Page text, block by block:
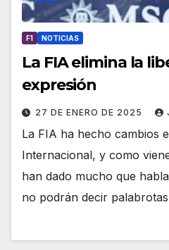
F1 NOTICIAS
La FIA elimina la
expresión
27 DE ENERO DE 2025
La FIA ha hecho cambios
Internacional, y como
han dado mucho que
no podrán decir